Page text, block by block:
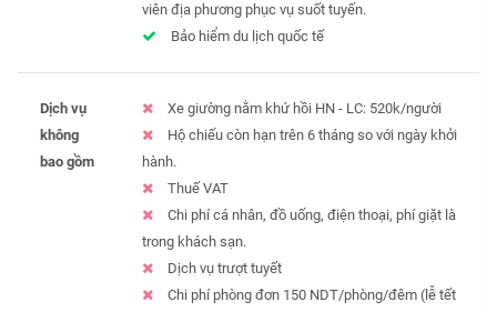
viên địa phương phục vụ suốt tuyến.
Bảo hiểm du lịch quốc tế
Dịch vụ
không
bao gồm
Xe giường nằm khứ hồi HN - LC: 520k/người
Hộ chiếu còn hạn trên 6 tháng so với ngày khởi
hành.
Thuế VAT
Chi phí cá nhân, đồ uống, điện thoại, phí giặt là
trong khách sạn.
Dịch vụ trượt tuyết
Chi phí phòng đơn 150 NDT/phòng/đêm (lễ tết